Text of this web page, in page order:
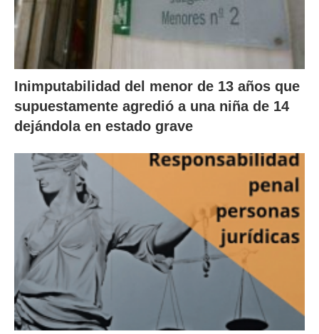
Inimputabilidad del menor de 13 años que
supuestamente agredió a una niña de 14
dejándola en estado grave